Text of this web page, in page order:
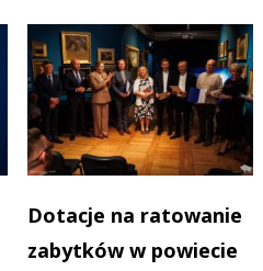
Dotacje na ratowanie
zabytków w powiecie